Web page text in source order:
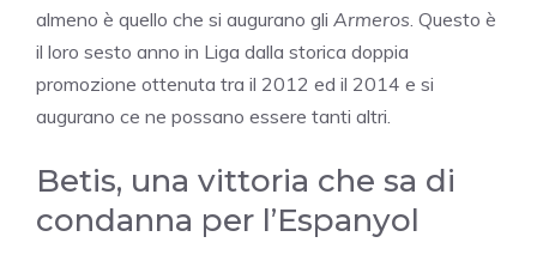
almeno è quello che si augurano gli Armeros. Questo è
il loro sesto anno in Liga dalla storica doppia
promozione ottenuta tra il 2012 ed il 2014 e si
augurano ce ne possano essere tanti altri.
Betis, una vittoria che sa di
condanna per l’Espanyol